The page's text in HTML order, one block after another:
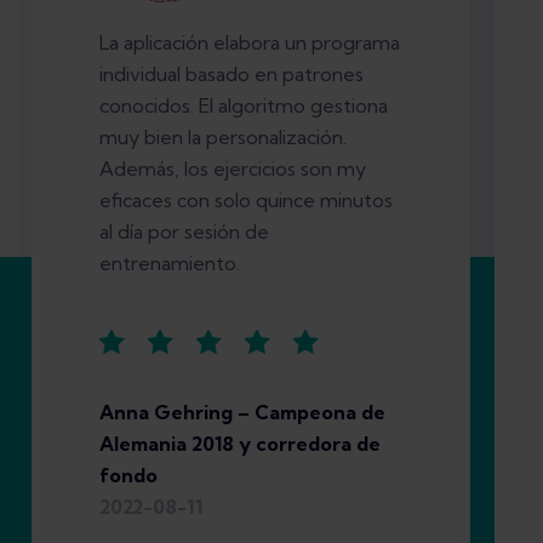
La aplicación elabora un programa
individual basado en patrones
conocidos. El algoritmo gestiona
muy bien la personalización.
Además, los ejercicios son my
eficaces con solo quince minutos
al día por sesión de
entrenamiento.
Anna Gehring – Campeona de
Alemania 2018 y corredora de
fondo